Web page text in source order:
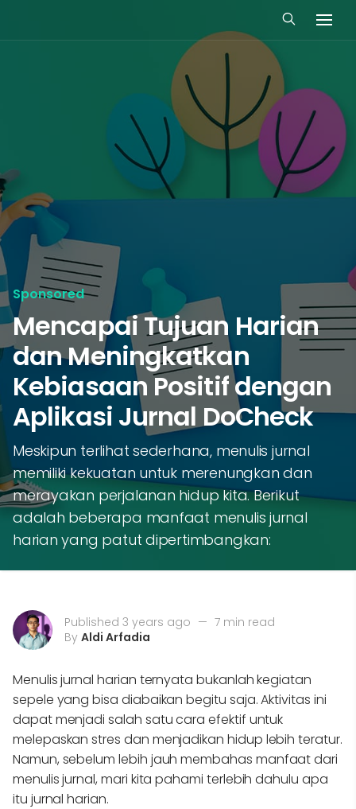
Sponsored
Mencapai Tujuan Harian
dan Meningkatkan
Kebiasaan Positif dengan
Aplikasi Jurnal DoCheck
Meskipun terlihat sederhana, menulis jurnal
memiliki kekuatan untuk merenungkan dan
merayakan perjalanan hidup kita. Berikut
adalah beberapa manfaat menulis jurnal
harian yang patut dipertimbangkan:
Published 3 years ago — 7 min read
By Aldi Arfadia
Menulis jurnal harian ternyata bukanlah kegiatan
sepele yang bisa diabaikan begitu saja. Aktivitas ini
dapat menjadi salah satu cara efektif untuk
melepaskan stres dan menjadikan hidup lebih teratur.
Namun, sebelum lebih jauh membahas manfaat dari
menulis jurnal, mari kita pahami terlebih dahulu apa
itu jurnal harian.